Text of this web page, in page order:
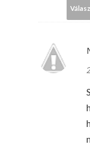
Válasz